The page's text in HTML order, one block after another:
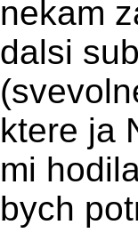
nekam
dalsi
ktere ja
mi
bych